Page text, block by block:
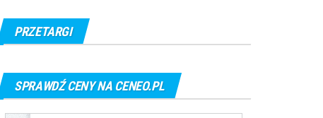
PRZETARGI
SPRAWDŹ CENY NA CENEO.PL